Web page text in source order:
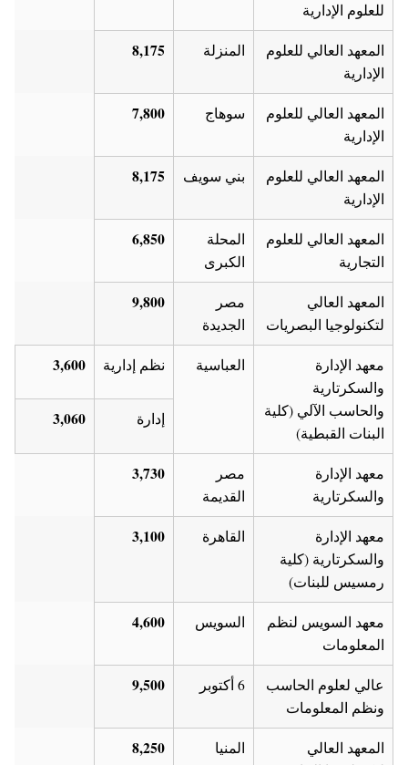
للعلوم الإدارية
المعهد العالي للعلوم
الإدارية
المنزلة 8,175
المعهد العالي للعلوم
الإدارية
سوهاج 7,800
المعهد العالي للعلوم
الإدارية
بني سويف 8,175
المعهد العالي للعلوم
التجارية
المحلة
الكبرى
6,850
المعهد العالي
لتكنولوجيا البصريات
مصر
الجديدة
9,800
معهد الإدارة
والسكرتارية
والحاسب الآلي (كلية
البنات القبطية)
العباسية نظم إدارية 3,600
إدارة 3,060
معهد الإدارة
والسكرتارية
مصر
القديمة
3,730
معهد الإدارة
والسكرتارية (كلية
رمسيس للبنات)
القاهرة 3,100
معهد السويس لنظم
المعلومات
السويس 4,600
عالي لعلوم الحاسب
ونظم المعلومات
6 أكتوبر 9,500
المعهد العالي
المنيا 8,250